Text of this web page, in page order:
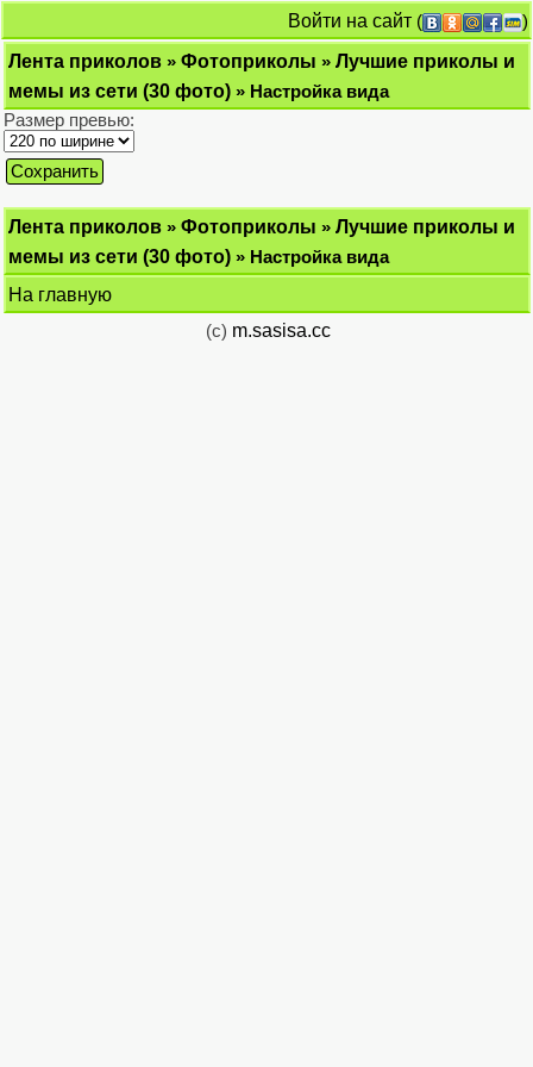
Войти на сайт (
)
Лента приколов » Фотоприколы » Лучшие приколы и
мемы из сети (30 фото) » Настройка вида
Размер превью:
Лента приколов » Фотоприколы » Лучшие приколы и
мемы из сети (30 фото) » Настройка вида
На главную
(c) m.sasisa.cc